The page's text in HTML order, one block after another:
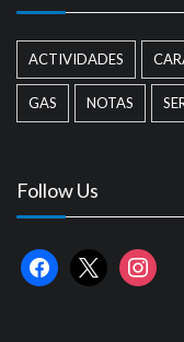
ACTIVIDADES
GAS NOTAS
Follow Us